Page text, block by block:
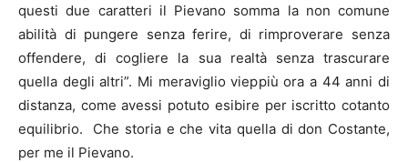
questi due caratteri il Pievano somma la non comune
abilità di pungere senza ferire, di rimproverare senza
offendere, di cogliere la sua realtà senza trascurare
quella degli altri”. Mi meraviglio vieppiù ora a 44 anni di
distanza, come avessi potuto esibire per iscritto cotanto
equilibrio. Che storia e che vita quella di don Costante,
per me il Pievano.